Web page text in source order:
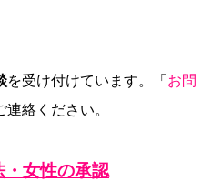
を受け付けています。「 お問
連絡ください。
女性の承認